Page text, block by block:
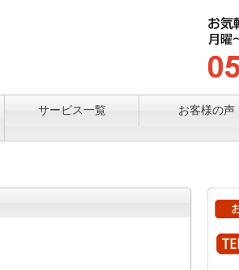
サービス一覧
飲食店繁盛化サポート
製造業・建設業向けサポ
相続税の申告・ご相談
税務・会計顧問
決算診断
セカンドオピニオン
決算・確定申告
経理代行
税務相談
料金について
お客様の声